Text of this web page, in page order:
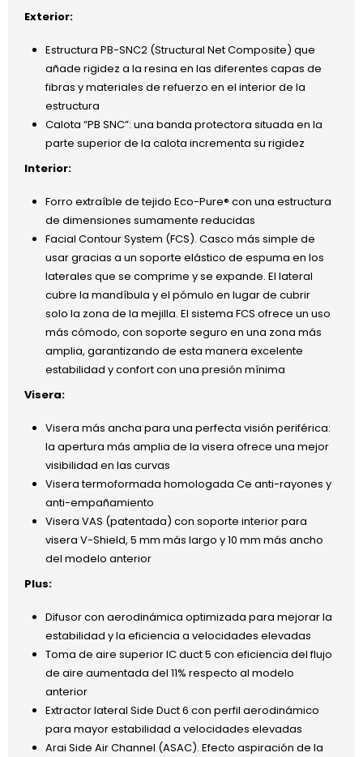
Exterior:
Estructura PB-SNC2 (Structural Net Composite) que
añade rigidez a la resina en las diferentes capas de
fibras y materiales de refuerzo en el interior de la
estructura
Calota “PB SNC”: una banda protectora situada en la
parte superior de la calota incrementa su rigidez
Interior:
Forro extraíble de tejido Eco-Pure® con una estructura
de dimensiones sumamente reducidas
Facial Contour System (FCS). Casco más simple de
usar gracias a un soporte elástico de espuma en los
laterales que se comprime y se expande. El lateral
cubre la mandíbula y el pómulo en lugar de cubrir
solo la zona de la mejilla. El sistema FCS ofrece un uso
más cómodo, con soporte seguro en una zona más
amplia, garantizando de esta manera excelente
estabilidad y confort con una presión mínima
Visera:
Visera más ancha para una perfecta visión periférica:
la apertura más amplia de la visera ofrece una mejor
visibilidad en las curvas
Visera termoformada homologada Ce anti-rayones y
anti-empañamiento
Visera VAS (patentada) con soporte interior para
visera V-Shield, 5 mm más largo y 10 mm más ancho
del modelo anterior
Plus:
Difusor con aerodinámica optimizada para mejorar la
estabilidad y la eficiencia a velocidades elevadas
Toma de aire superior IC duct 5 con eficiencia del flujo
de aire aumentada del 11% respecto al modelo
anterior
Extractor lateral Side Duct 6 con perfil aerodinámico
para mayor estabilidad a velocidades elevadas
Arai Side Air Channel (ASAC). Efecto aspiración de la